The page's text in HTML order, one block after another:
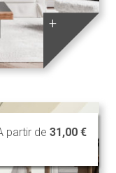
+
partir de 31,00 €